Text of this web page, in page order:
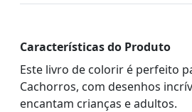
Características do Produto
Este livro de colorir é perfeito
Cachorros, com desenhos
encantam crianças e adultos.